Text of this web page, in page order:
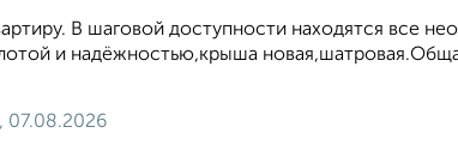
В шаговой доступности находятся все
и надёжностью,крыша
07.08.2026